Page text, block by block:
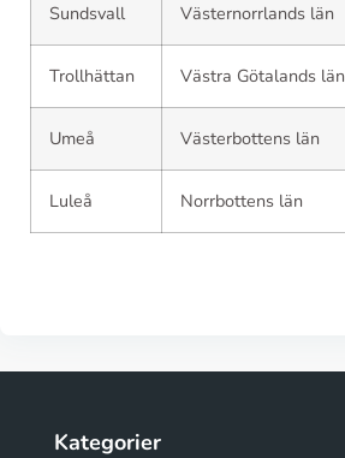
Sundsvall Västernorrlands län
Trollhättan Västra Götalands län
Umeå Västerbottens län
Luleå Norrbottens län
Kategorier